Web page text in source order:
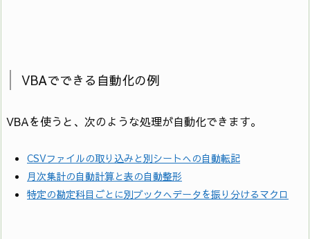
VBAでできる自動化の例
VBAを使うと、次のような処理が自動化できます。
CSVファイルの取り込みと別シートへの自動転記
月次集計の自動計算と表の自動整形
特定の勘定科目ごとに別ブックへデータを振り分けるマクロ